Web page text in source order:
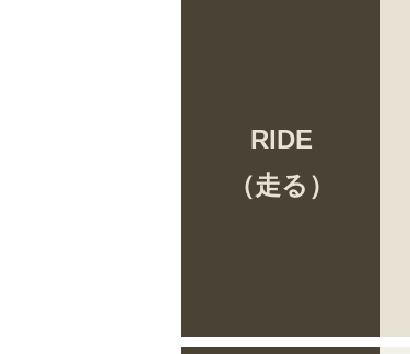
RIDE
（走る）